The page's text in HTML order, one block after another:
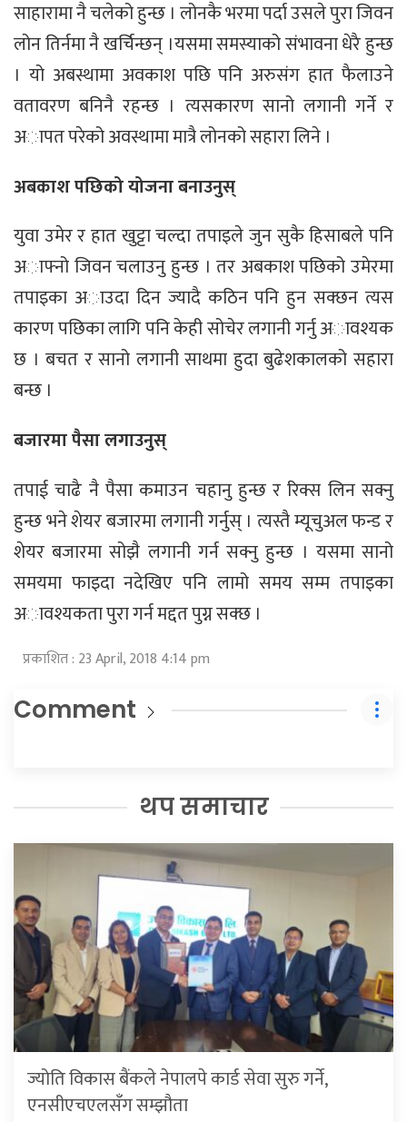
साहारामा नै चलेको हुन्छ । लोनकै भरमा पर्दा उसले पुरा जिवन
लोन तिर्नमा नै खर्चिन्छन् ।यसमा समस्याको संभावना धेरै हुन्छ
। यो अबस्थामा अवकाश पछि पनि अरुसंग हात फैलाउने
वतावरण बनिनै रहन्छ । त्यसकारण सानो लगानी गर्ने र
अापत परेको अवस्थामा मात्रै लोनको सहारा लिने ।
अबकाश पछिको योजना बनाउनुस्
युवा उमेर र हात खुट्टा चल्दा तपाइले जुन सुकै हिसाबले पनि
अाफ्नो जिवन चलाउनु हुन्छ । तर अबकाश पछिको उमेरमा
तपाइका अाउदा दिन ज्यादै कठिन पनि हुन सक्छन त्यस
कारण पछिका लागि पनि केही सोचेर लगानी गर्नु अावश्यक
छ । बचत र सानो लगानी साथमा हुदा बुढेशकालको सहारा
बन्छ ।
बजारमा पैसा लगाउनुस्
तपाई चाढै नै पैसा कमाउन चहानु हुन्छ र रिक्स लिन सक्नु
हुन्छ भने शेयर बजारमा लगानी गर्नुस् । त्यस्तै म्यूचुअल फन्ड र
शेयर बजारमा सोझै लगानी गर्न सक्नु हुन्छ । यसमा सानो
समयमा फाइदा नदेखिए पनि लामो समय सम्म तपाइका
अावश्यकता पुरा गर्न मद्दत पुग्न सक्छ ।
प्रकाशित : 23 April, 2018 4:14 pm
Comment
थप समाचार
ज्योति विकास बैंकले नेपालपे कार्ड सेवा सुरु गर्ने,
एनसीएचएलसँग सम्झौता